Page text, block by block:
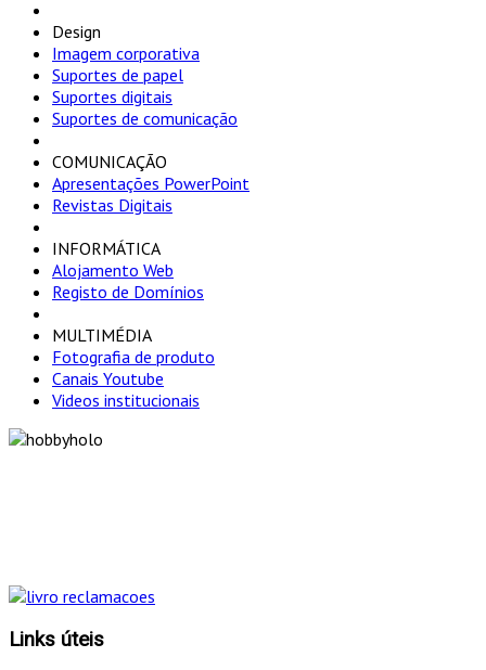
Design
Imagem corporativa
Suportes de papel
Suportes digitais
Suportes de comunicação
COMUNICAÇÃO
Apresentações PowerPoint
Revistas Digitais
INFORMÁTICA
Alojamento Web
Registo de Domínios
MULTIMÉDIA
Fotografia de produto
Canais Youtube
Videos institucionais
Links úteis